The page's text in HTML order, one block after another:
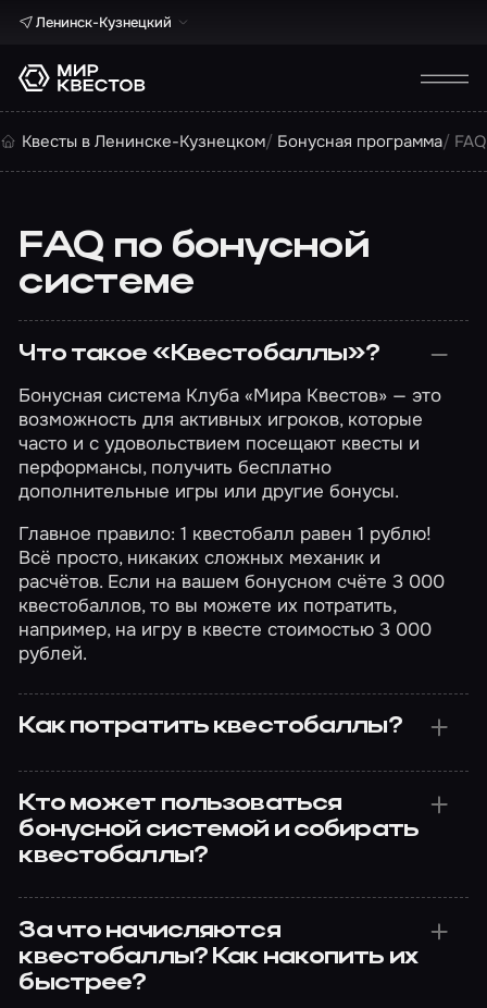
Ленинск-Кузнецкий
Квесты в Ленинске-Кузнецком Бонусная программа
FAQ по бонусной
системе
Что такое «Квестобаллы»?
Бонусная система Клуба «Мира Квестов» — это
возможность для активных игроков, которые
часто и с удовольствием посещают квесты и
перформансы, получить бесплатно
дополнительные игры или другие бонусы.
Главное правило: 1 квестобалл равен 1 рублю!
Всё просто, никаких сложных механик и
расчётов. Если на вашем бонусном счёте 3 000
квестобаллов, то вы можете их потратить,
например, на игру в квесте стоимостью 3 000
рублей.
Как потратить квестобаллы?
Кто может пользоваться
бонусной системой и собирать
квестобаллы?
За что начисляются
квестобаллы? Как накопить их
быстрее?